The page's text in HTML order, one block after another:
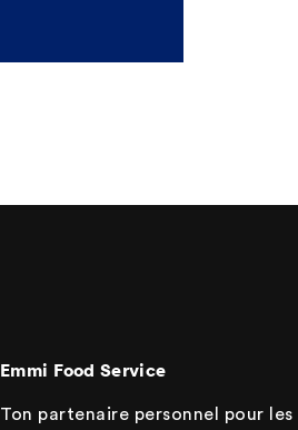
Emmi Food Service
Ton partenaire personnel pour